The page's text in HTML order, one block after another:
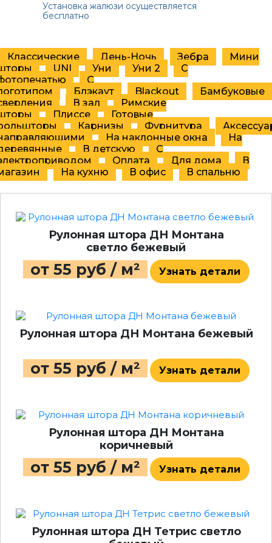
Установка жалюзи осуществляется
бесплатно
Классические День-Ночь Зебра
Мини
UNI Уни Уни 2
С
C
Блэкаут Blackout
Бамбуковые
В зал
Римские
Плиссе
Готовые
Карнизы Фурнитура
На наклонные окна
На
В детскую
С
Оплата Для дома
В
На кухню В офис В спальню
Рулонная штора ДН Монтана
светло бежевый
от 55 руб / м² Узнать детали
Рулонная штора ДН Монтана бежевый
от 55 руб / м² Узнать детали
Рулонная штора ДН Монтана
коричневый
от 55 руб / м² Узнать детали
Рулонная штора ДН Тетрис светло